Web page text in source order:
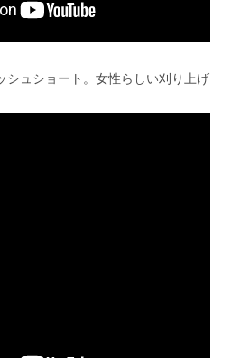
ュショート。女性らしい刈り上げ